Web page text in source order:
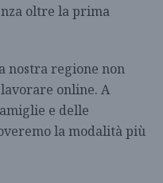
oltre la prima
nostra regione non
online. A
e delle
la modalità più